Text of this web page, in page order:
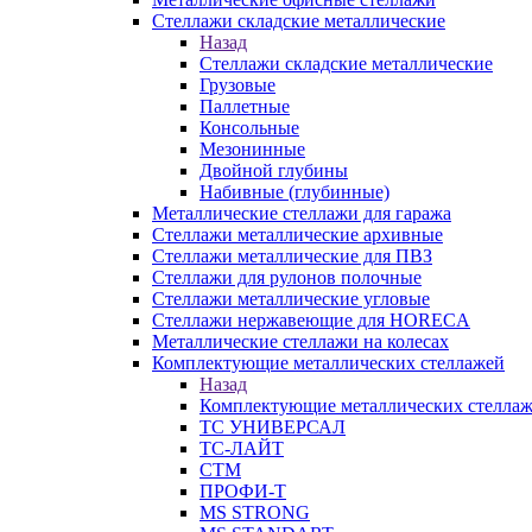
Стеллажи складские металлические
Назад
Стеллажи складские металлические
Грузовые
Паллетные
Консольные
Мезонинные
Двойной глубины
Набивные (глубинные)
Металлические стеллажи для гаража
Стеллажи металлические архивные
Стеллажи металлические для ПВЗ
Стеллажи для рулонов полочные
Стеллажи металлические угловые
Стеллажи нержавеющие для HORECA
Металлические стеллажи на колесах
Комплектующие металлических стеллажей
Назад
Комплектующие металлических
ТС УНИВЕРСАЛ
ТС-ЛАЙТ
СТМ
ПРОФИ-Т
MS STRONG